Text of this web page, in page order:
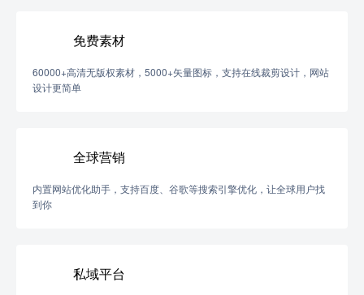
免费素材
60000+高清无版权素材，5000+矢量图标，支持在线裁剪设计，网站
设计更简单
全球营销
内置网站优化助手，支持百度、谷歌等搜索引擎优化，让全球用户找
到你
私域平台